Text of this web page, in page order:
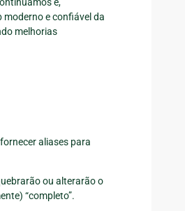
e confiável da
melhorias
aliases para
ou alterarão o
“completo”.